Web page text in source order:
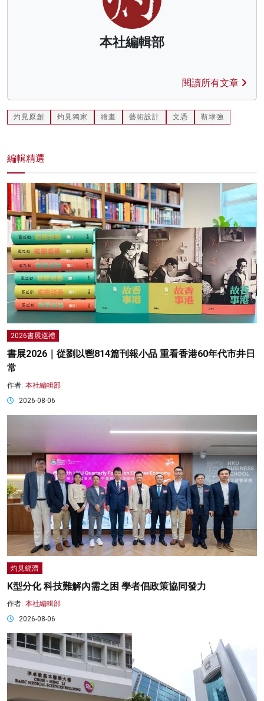
本社編輯部
閱讀所有文章
灼見原創 灼見獨家 繪畫 藝術設計 文憑 靳埭強
編輯精選
2026書展巡禮
書展2026｜從劉以鬯814篇刊報小品 重看香港60年代市井日
常
作者: 本社編輯部
2026-08-06
灼見經濟
K型分化 科技難解內需之困 學者倡政策協同發力
作者: 本社編輯部
2026-08-06